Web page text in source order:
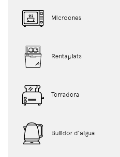
Microones
Rentaplats
Torradora
Bullidor d'aigua